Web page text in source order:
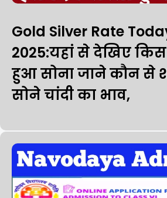
Gold Silver Rate
2025:यहां से देखिए
हुआ सोना जाने कौन से
सोने चांदी का भाव,